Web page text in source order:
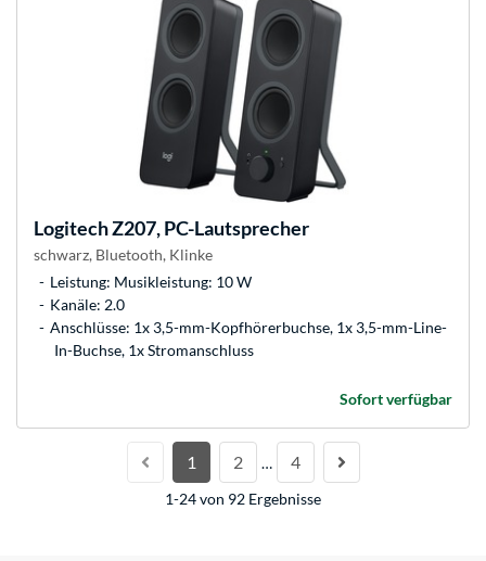
LogitechZ207, PC-Lautsprecher
schwarz, Bluetooth, Klinke
Leistung: Musikleistung: 10 W
Kanäle: 2.0
Anschlüsse: 1x 3,5-mm-Kopfhörerbuchse, 1x 3,5-mm-Line-
In-Buchse, 1x Stromanschluss
Sofort verfügbar
1 2 … 4
1-24 von 92 Ergebnisse